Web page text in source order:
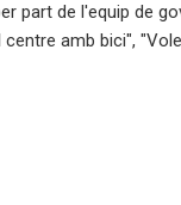
part de l'equip de
amb bici",